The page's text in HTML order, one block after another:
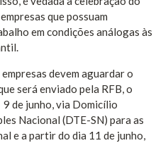
que possuam
em condições análogas às
devem aguardar o
será enviado pela RFB, o
de junho, via Domicílio
Nacional (DTE-SN) para as
e a partir do dia 11 de junho,